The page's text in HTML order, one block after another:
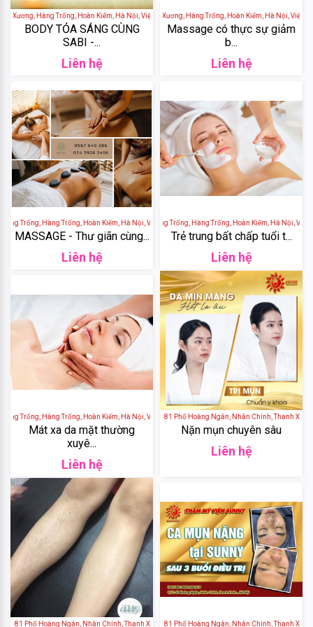
Body
Comma
Sheseido
Healthy
Care
Hayari
Club
Nuit
Creation
Elasten
Blackmores
Median
Laneige
Xương, Hàng Trống, Hoàn Kiếm, Hà Nội, Việt Nam
BODY TỎA SÁNG CÙNG
SABI -...
Liên hệ
SABI SPA - 6 Ngõ Thọ Xương, Hàng Trống, Hoàn Kiếm, Hà Nội, Việt Nam
Massage có thực sự giảm
b...
Liên hệ
Trống, Hàng Trống, Hoàn Kiếm, Hà Nội, Việt Nam
MASSAGE - Thư giãn cùng...
Liên hệ
SOL SPA - 65 Phố Hàng Trống, Hàng Trống, Hoàn Kiếm, Hà Nội, Việt
Trẻ trung bất chấp tuổi t...
Liên hệ
Trống, Hàng Trống, Hoàn Kiếm, Hà Nội, Việt Nam
Mát xa da mặt thường
xuyê...
Liên hệ
Viện thẩm mỹ sunny - 81 Phố Hoàng Ngân, Nhân Chính, Thanh Xuân,
Nặn mụn chuyên sâu
Liên hệ
- 81 Phố Hoàng Ngân, Nhân Chính, Thanh Xuân, Hà Nội, Việt Nam
Viện thẩm mỹ sunny - 81 Phố Hoàng Ngân, Nhân Chính, Thanh Xuân,